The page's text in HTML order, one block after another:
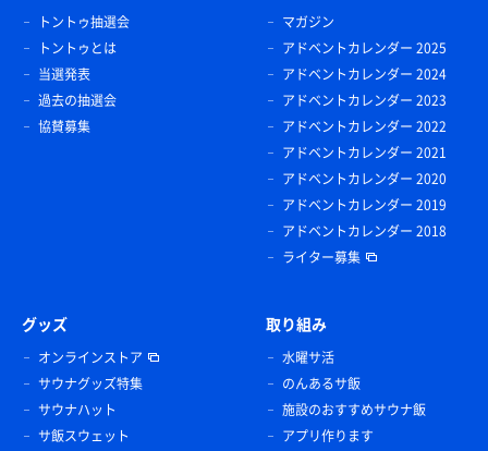
トントゥ抽選会
トントゥとは
当選発表
過去の抽選会
協賛募集
マガジン
アドベントカレンダー 2025
アドベントカレンダー 2024
アドベントカレンダー 2023
アドベントカレンダー 2022
アドベントカレンダー 2021
アドベントカレンダー 2020
アドベントカレンダー 2019
アドベントカレンダー 2018
ライター募集
グッズ
オンラインストア
サウナグッズ特集
サウナハット
サ飯スウェット
取り組み
水曜サ活
のんあるサ飯
施設のおすすめサウナ飯
アプリ作ります